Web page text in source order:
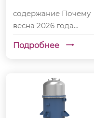
на высокоэффект
ивные испарител
и
содержание Почему
весна 2026 года
моментом для
испарителей
Технические
параметры, которые
Подробнее 